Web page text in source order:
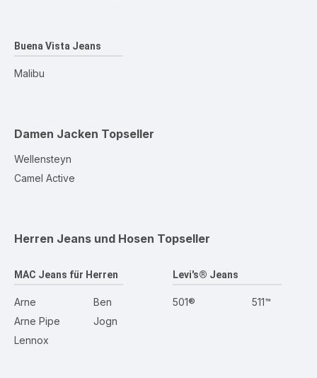
Buena Vista Jeans
Malibu
Damen Jacken Topseller
Wellensteyn
Camel Active
Herren Jeans und Hosen Topseller
MAC Jeans für Herren
Arne
Arne Pipe
Lennox
Ben
Jogn
Levi's® Jeans
501® 511™